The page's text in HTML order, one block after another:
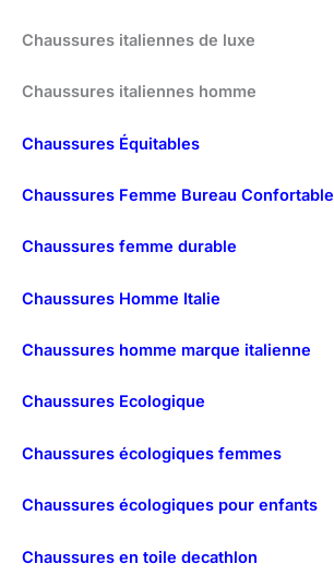
Chaussures italiennes de luxe
Chaussures italiennes homme
Chaussures Équitables
Chaussures Femme Bureau Confortable
Chaussures femme durable
Chaussures Homme Italie
Chaussures homme marque italienne
Chaussures Ecologique
Chaussures écologiques femmes
Chaussures écologiques pour enfants
Chaussures en toile decathlon